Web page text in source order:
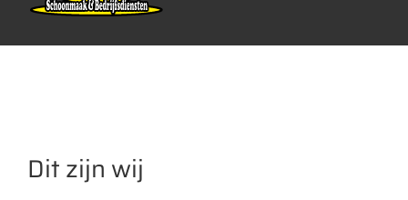
Dit zijn wij